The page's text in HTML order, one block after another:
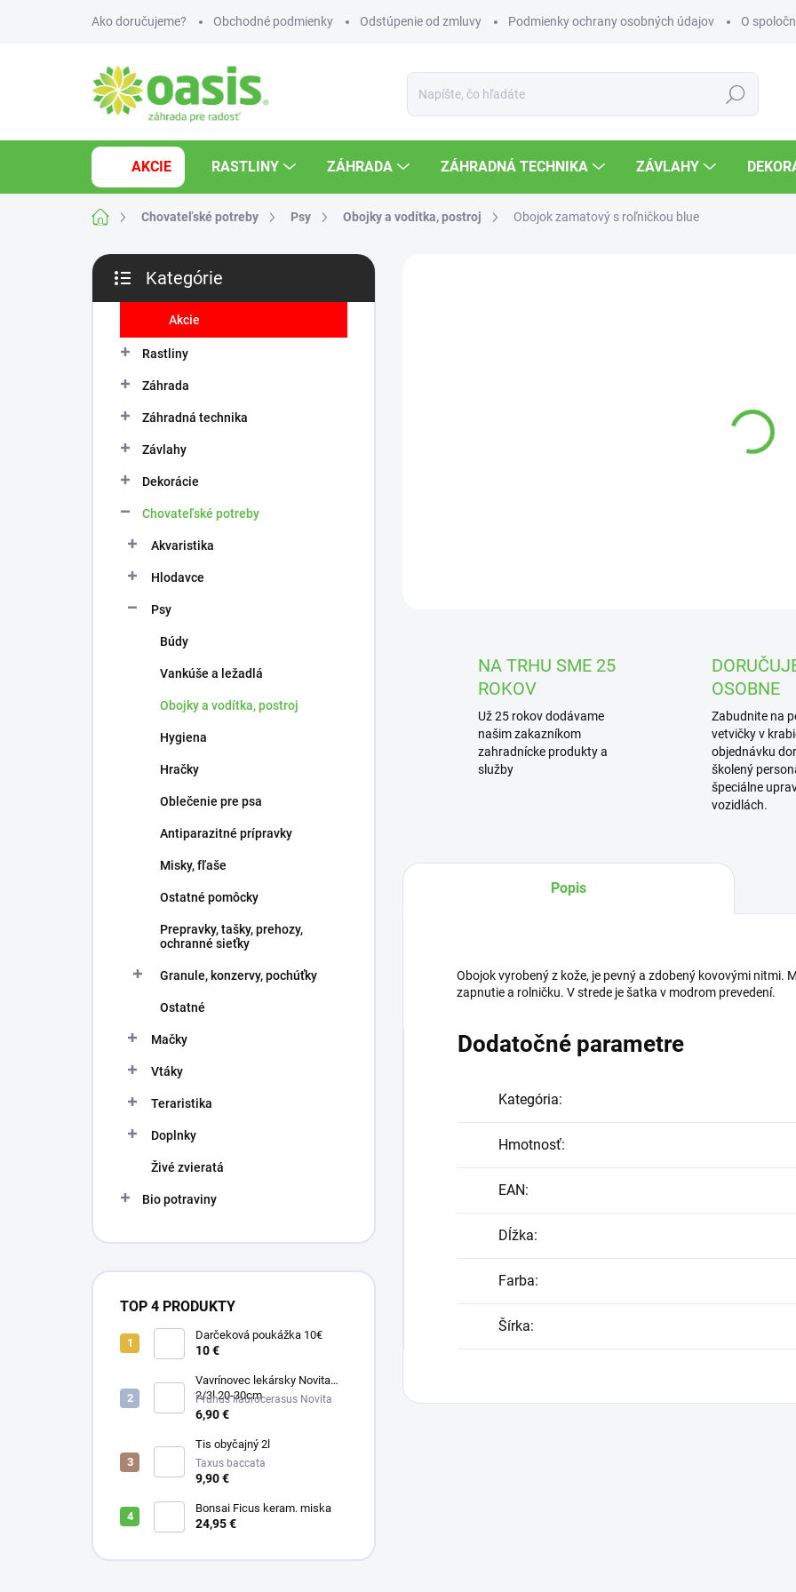
Ako doručujeme? Obchodné podmienky Odstúpenie od zmluvy Podmienky ochrany osobných údajov O
Hľadať
AKCIE RASTLINY ZÁHRADA ZÁHRADNÁ TECHNIKA ZÁVLAHY
DomovChovateľské potreby Psy Obojky a vodítka, postroj Obojok zamatový s roľničkou blue
B
č
kategórie
Kategórie
Akcie
Rastliny
Záhrada
Záhradná technika
Závlahy
Dekorácie
Chovateľské potreby
Akvaristika
Hlodavce
Psy
Búdy
Vankúše a ležadlá
Obojky a vodítka, postroj
Hygiena
Hračky
Oblečenie pre psa
Antiparazitné prípravky
Misky, fľaše
Ostatné pomôcky
Prepravky, tašky, prehozy,
ochranné sieťky
Granule, konzervy, pochúťky
Ostatné
Mačky
Vtáky
Teraristika
Doplnky
Živé zvieratá
Bio potraviny
TOP 4 PRODUKTY
Darčeková poukážka 10€
10 €
Vavrínovec lekársky Novita
2/3l 20-30cm
Prunus llaurocerasus Novita
6,90 €
Tis obyčajný 2l
Taxus baccata
9,90 €
Bonsai Ficus keram. miska
24,95 €
NA TRHU SME 25
ROKOV
Už 25 rokov dodávame
našim zakazníkom
zahradnícke produkty a
služby
OSOBNE
Zabudnite na
vetvičky v
objednávku
školený
špeciálne
vozidlách.
Popis
Obojok vyrobený z kože, je pevný a zdobený kovovými nitmi.
zapnutie a rolničku. V strede je šatka v modrom prevedení.
Dodatočné parametre
Kategória:
Hmotnosť:
EAN:
Dĺžka:
Farba:
Šírka: